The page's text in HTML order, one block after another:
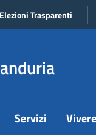
Elezioni Trasparenti
Servizi